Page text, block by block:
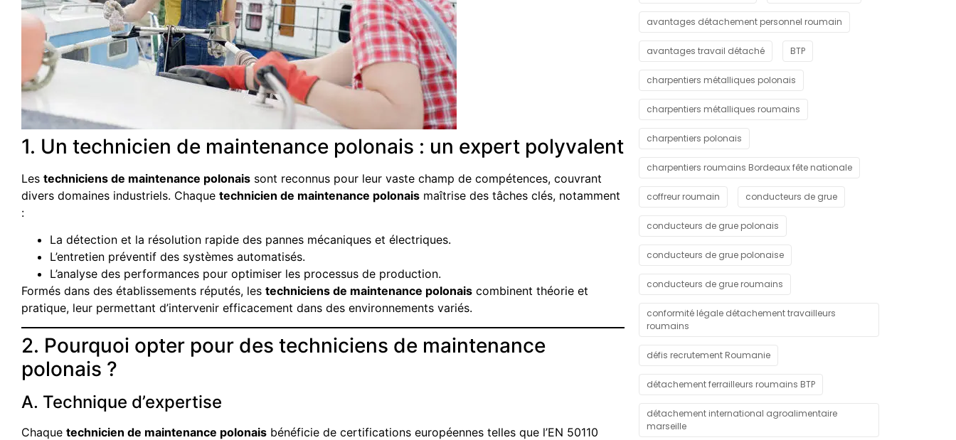
1. Un technicien de maintenance polonais : un expert polyvalent
Les techniciens de maintenance polonais sont reconnus pour leur vaste champ de compétences, couvrant
divers domaines industriels. Chaque technicien de maintenance polonais maîtrise des tâches clés, notamment
:
La détection et la résolution rapide des pannes mécaniques et électriques.
L’entretien préventif des systèmes automatisés.
L’analyse des performances pour optimiser les processus de production.
Formés dans des établissements réputés, les techniciens de maintenance polonais combinent théorie et
pratique, leur permettant d’intervenir efficacement dans des environnements variés.
2. Pourquoi opter pour des techniciens de maintenance
polonais ?
A. Technique d’expertise
Chaque technicien de maintenance polonais bénéficie de certifications européennes telles que l’EN 50110
avantages détachement personnel roumain
avantages travail détaché BTP
charpentiers métalliques polonais
charpentiers métalliques roumains
charpentiers polonais
charpentiers roumains Bordeaux fête nationale
coffreur roumain conducteurs de grue
conducteurs de grue polonais
conducteurs de grue polonaise
conducteurs de grue roumains
conformité légale détachement travailleurs
roumains
défis recrutement Roumanie
détachement ferrailleurs roumains BTP
détachement international agroalimentaire
marseille